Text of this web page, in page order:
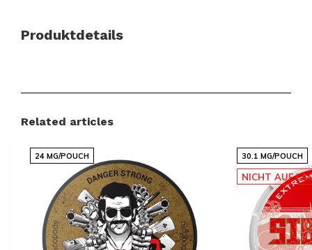
Produktdetails
Größe:SCHLANK
Entdecken Sie die Vielfalt von
Snussie.com
Als einer der weltweit führenden Anbieter von
Nikotinprodukten, bietet Snussie.com eine breite
Related articles
24 MG/POUCH 30.1 MG/POUCH
NICHT AUF